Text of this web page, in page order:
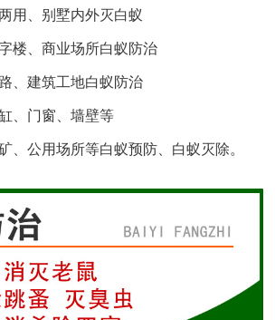
用、别墅内外灭白蚁
楼、商业场所白蚁防治
、建筑工地白蚁防治
、门窗、墙壁等
、公用场所等白蚁预防、白蚁灭除。